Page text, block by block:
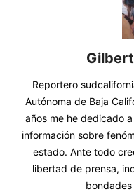
Reportero
Autónoma de Baja
años me he dedicado
información sobre
estado. Ante todo
libertad de prensa,